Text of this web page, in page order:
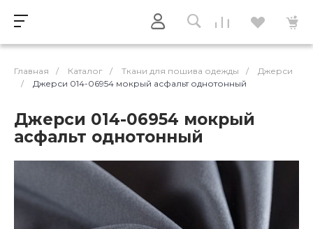
Главная / Каталог / Ткани для пошива одежды /
Джерси
/
Джерси 014-06954 мокрый асфальт однотонный
Джерси 014-06954 мокрый
асфальт однотонный